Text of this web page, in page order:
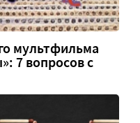
мультфильма
7 вопросов с